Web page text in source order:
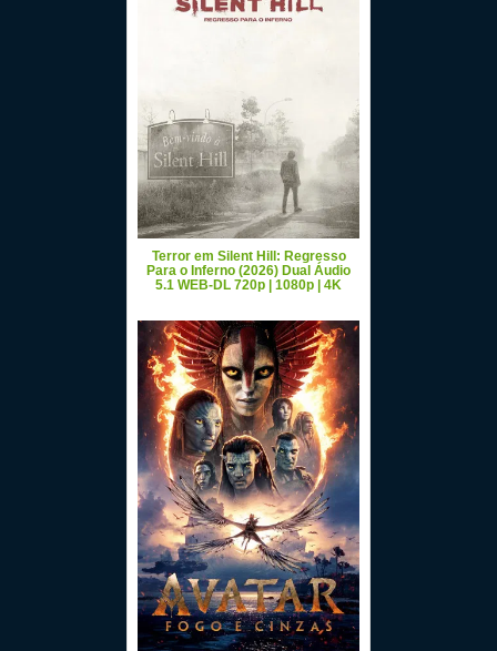
Terror em Silent Hill: Regresso
Para o Inferno (2026) Dual Áudio
5.1 WEB-DL 720p | 1080p | 4K